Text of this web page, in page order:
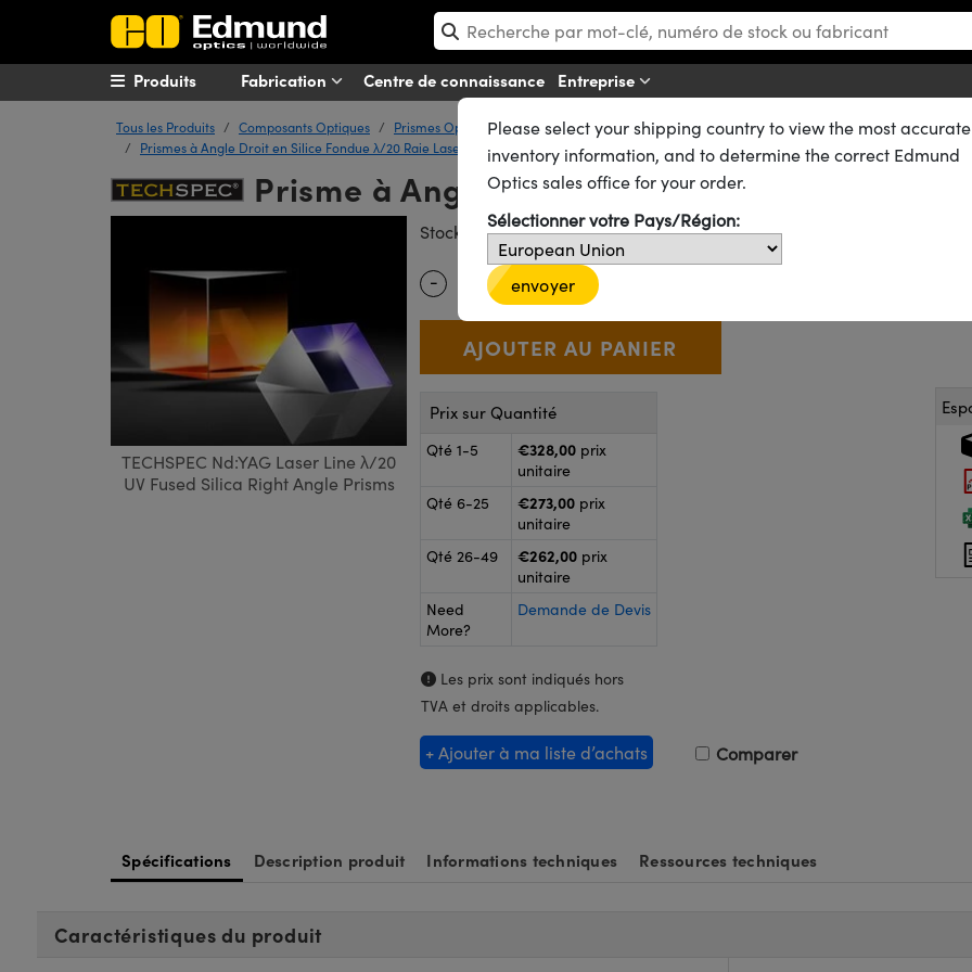
Fabrication Centre de connaissance Entreprise
Produits
Tous les Produits Composants Optiques Prismes Optiques
Prismes à Angle Droit
Prismes à Angle Droit en Silice Fondue λ/20 Raie Laser Nd:YAG
Prisme à Angle Droit Nd:YAG λ/20,
TECHSPEC Nd:YAG Laser Line λ/20
UV Fused Silica Right Angle Prisms
Stock #37-628 8 In Stock
Quantity Selector
- Use the plus and minus buttons to adjust the quantity.
+ €328,00
Prix sur Quantité
Qté 1-5 €328,00 prix
unitaire
Qté 6-25
€273,00 prix
unitaire
Qté 26-49
€262,00 prix
unitaire
Need
More?
Demande de Devis
Les prix sont indiqués hors
TVA et droits applicables.
+ Ajouter à ma liste d’achats Comparer
Spécifications Description produit Informations techniques Ressources techniques
Caractéristiques du produit
Please select your shipping country to view the most accurate
inventory information, and to determine the correct Edmund
Optics sales office for your order.
Sélectionner votre Pays/Région:
envoyer